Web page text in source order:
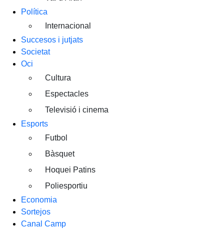
Política
Internacional
Succesos i jutjats
Societat
Oci
Cultura
Espectacles
Televisió i cinema
Esports
Futbol
Bàsquet
Hoquei Patins
Poliesportiu
Economia
Sortejos
Canal Camp